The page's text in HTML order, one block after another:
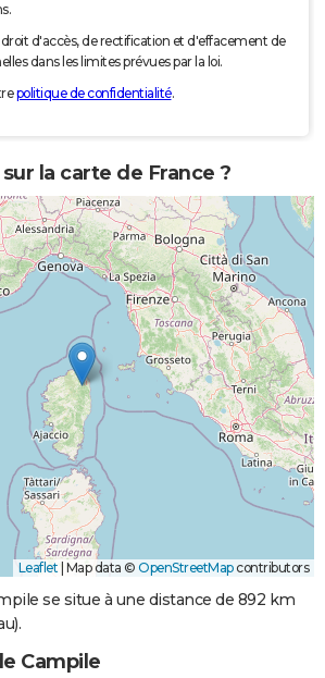
d'accès, de rectification et d'effacement de
dans les limites prévues par la loi.
politique de confidentialité.
la carte de France ?
Leaflet Map data © OpenStreetMapcontributors
se situe à une distance de 892 km
Campile